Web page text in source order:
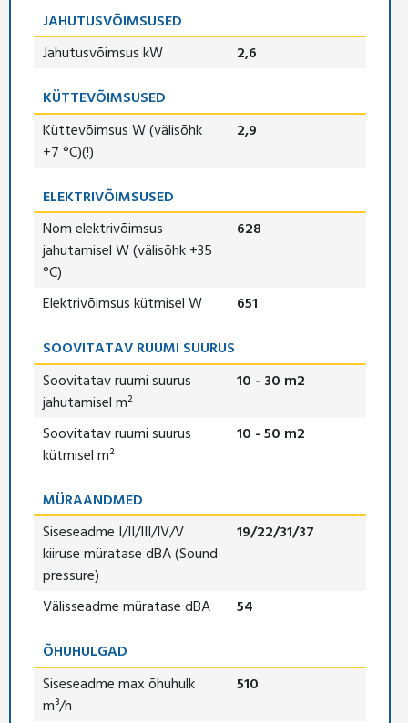
JAHUTUSVÕIMSUSED
Jahutusvõimsus kW
2,6
KÜTTEVÕIMSUSED
Küttevõimsus W (välisõhk
+7 °C)(!)
2,9
ELEKTRIVÕIMSUSED
Nom elektrivõimsus
jahutamisel W (välisõhk +35
°C)
628
Elektrivõimsus kütmisel W 651
SOOVITATAV RUUMI SUURUS
Soovitatav ruumi suurus
jahutamisel m²
10 - 30 m2
Soovitatav ruumi suurus
kütmisel m²
10 - 50 m2
MÜRAANDMED
Siseseadme I/II/III/IV/V
kiiruse müratase dBA (Sound
pressure)
19/22/31/37
Välisseadme müratase dBA 54
ÕHUHULGAD
Siseseadme max õhuhulk
m³/h
510